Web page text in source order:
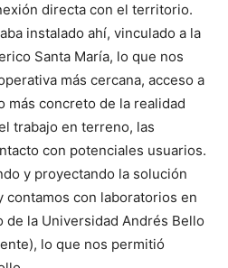
directa con el territorio.
instalado ahí, vinculado a la
Santa María, lo que nos
más cercana, acceso a
más concreto de la realidad
trabajo en terreno, las
con potenciales usuarios.
y proyectando la solución
contamos con laboratorios en
de la Universidad Andrés Bello
lo que nos permitió